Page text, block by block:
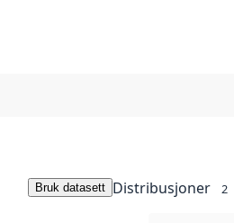
Bruk datasett Distribusjoner 2